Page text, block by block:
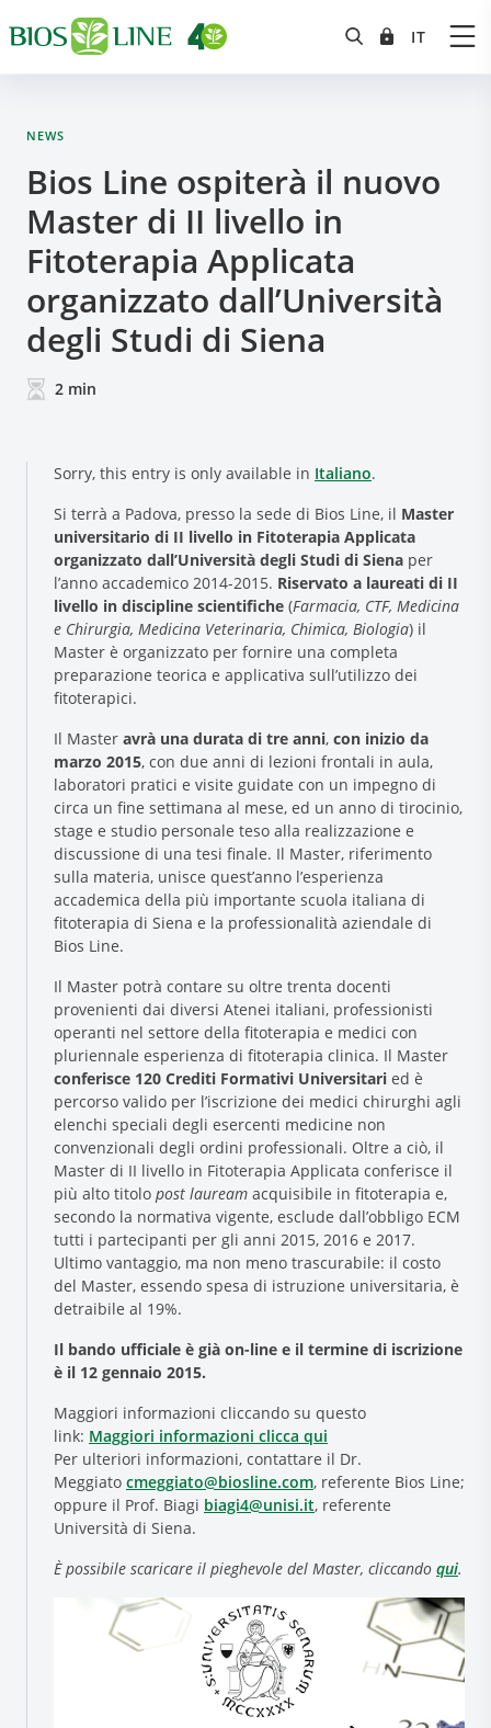
Social & Environment
News
Gallery
NEWS
Bios Line ospiterà il nuovo
Master di II livello in
Fitoterapia Applicata
organizzato dall’Università
degli Studi di Siena
2 min
Sorry, this entry is only available in Italiano.
Si terrà a Padova, presso la sede di Bios Line, il Master
universitario di II livello in Fitoterapia Applicata
organizzato dall’Università degli Studi di Siena per
l’anno accademico 2014-2015. Riservato a laureati di II
livello in discipline scientifiche (Farmacia, CTF, Medicina
e Chirurgia, Medicina Veterinaria, Chimica, Biologia) il
Master è organizzato per fornire una completa
preparazione teorica e applicativa sull’utilizzo dei
fitoterapici.
Il Master avrà una durata di tre anni, con inizio da
marzo 2015, con due anni di lezioni frontali in aula,
laboratori pratici e visite guidate con un impegno di
circa un fine settimana al mese, ed un anno di tirocinio,
stage e studio personale teso alla realizzazione e
discussione di una tesi finale. Il Master, riferimento
sulla materia, unisce quest’anno l’esperienza
accademica della più importante scuola italiana di
fitoterapia di Siena e la professionalità aziendale di
Bios Line.
Il Master potrà contare su oltre trenta docenti
provenienti dai diversi Atenei italiani, professionisti
operanti nel settore della fitoterapia e medici con
pluriennale esperienza di fitoterapia clinica. Il Master
conferisce 120 Crediti Formativi Universitari ed è
percorso valido per l’iscrizione dei medici chirurghi agli
elenchi speciali degli esercenti medicine non
convenzionali degli ordini professionali. Oltre a ciò, il
Master di II livello in Fitoterapia Applicata conferisce il
più alto titolo post lauream acquisibile in fitoterapia e,
secondo la normativa vigente, esclude dall’obbligo ECM
tutti i partecipanti per gli anni 2015, 2016 e 2017.
Ultimo vantaggio, ma non meno trascurabile: il costo
del Master, essendo spesa di istruzione universitaria, è
detraibile al 19%.
Il bando ufficiale è già on-line e il termine di iscrizione
è il 12 gennaio 2015.
Maggiori informazioni cliccando su questo
link: Maggiori informazioni clicca qui
Per ulteriori informazioni, contattare il Dr.
Meggiato cmeggiato@biosline.com, referente Bios Line;
oppure il Prof. Biagi biagi4@unisi.it, referente
Università di Siena.
È possibile scaricare il pieghevole del Master, cliccando qui.